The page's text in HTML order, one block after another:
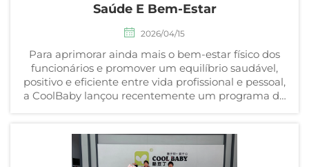
Saúde E Bem-Estar
2026/04/15
Para aprimorar ainda mais o bem-estar físico dos
funcionários e promover um equilíbrio saudável,
positivo e eficiente entre vida profissional e pessoal,
a CoolBaby lançou recentemente um programa de
foram convidados...